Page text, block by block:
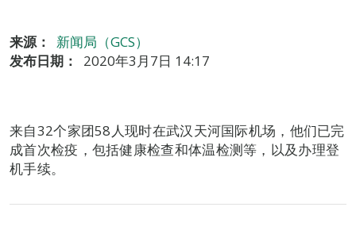
来源：
新闻局（GCS）
发布日期：
2020年3月7日 14:17
来自32个家团58人现时在武汉天河国际机场，他们已完
成首次检疫，包括健康检查和体温检测等，以及办理登
机手续。